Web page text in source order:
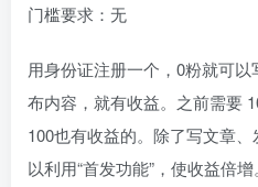
门槛要求：无
用身份证注册一个，0粉就可
布内容，就有收益。之前需要
100也有收益的。除了写文章
以利用“首发功能”，使收益倍